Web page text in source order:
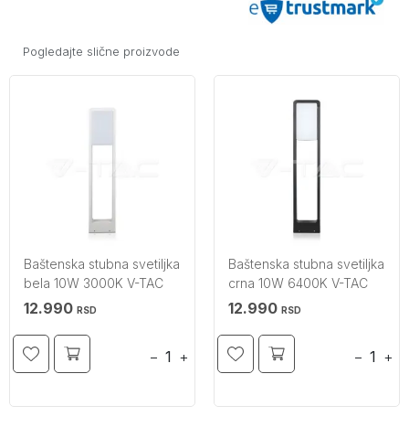
Pogledajte slične proizvode
Baštenska stubna svetiljka
bela 10W 3000K V-TAC
12.990 RSD
− +
Baštenska stubna svetiljka
crna 10W 6400K V-TAC
12.990 RSD
− +